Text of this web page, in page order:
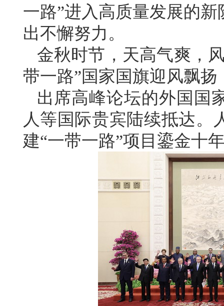
一路”进入高质量发展的
出不懈努力。
金秋时节，天高气爽，
带一路”国家国旗迎风飘扬
出席高峰论坛的外国国
人等国际贵宾陆续抵达。
建“一带一路”项目鎏金十